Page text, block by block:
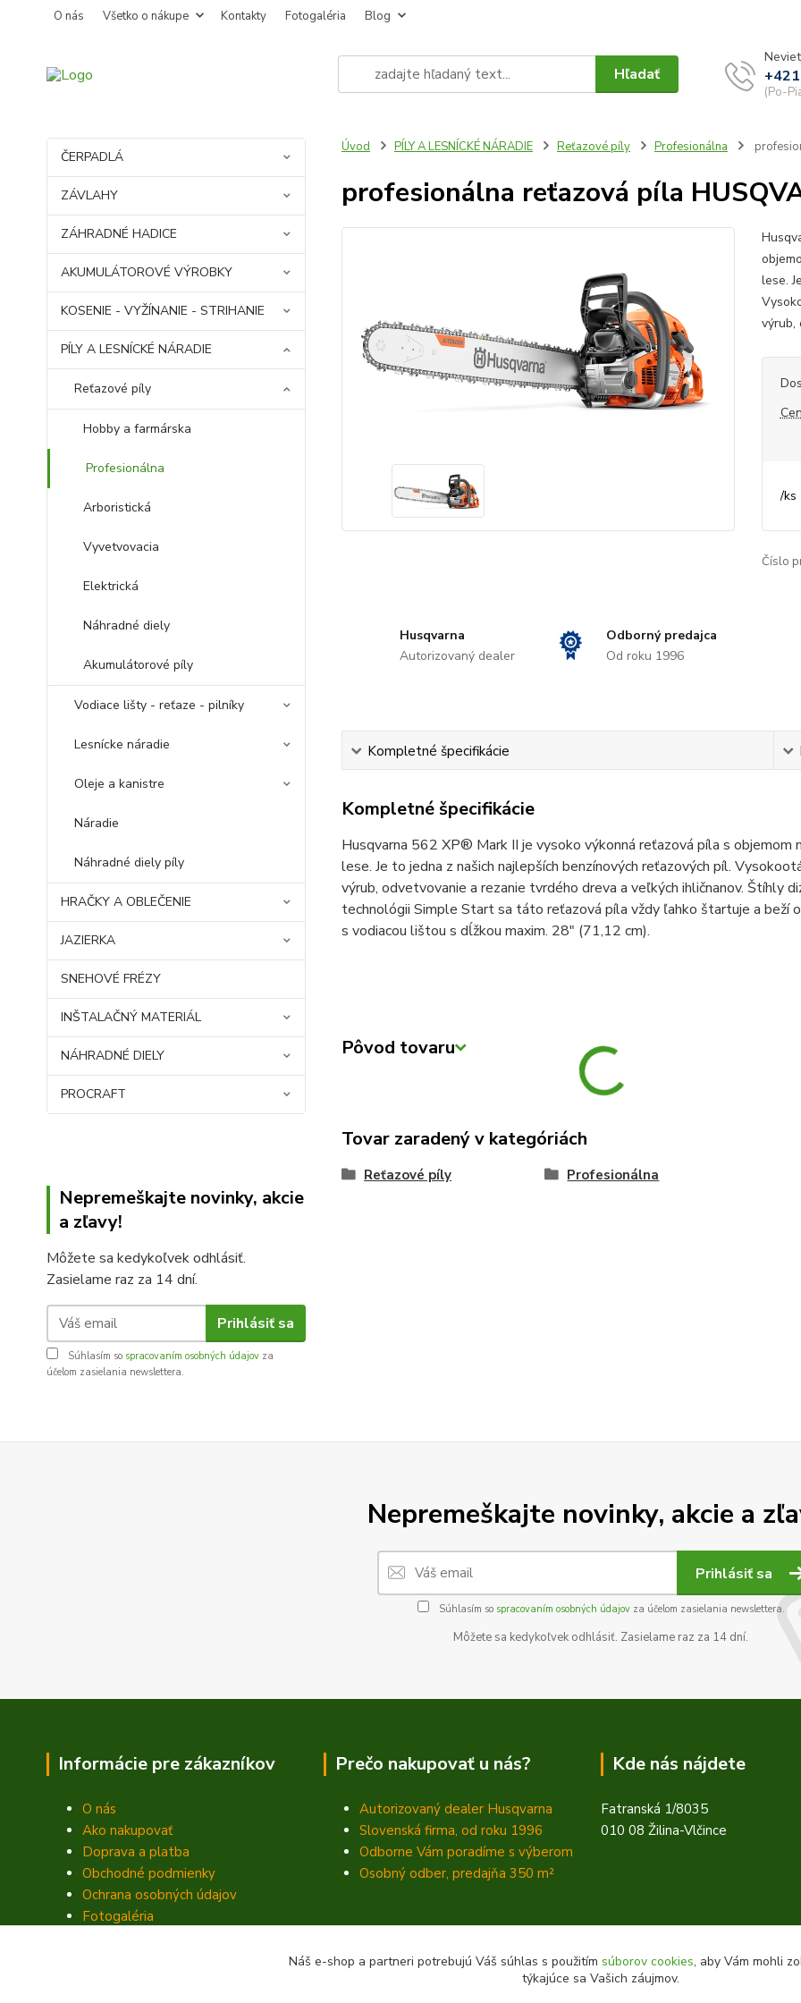
O nás Všetko o nákupe Kontakty Fotogaléria Blog
Hľadať
(Po-
ČERPADLÁ
ZÁVLAHY
ZÁHRADNÉ HADICE
AKUMULÁTOROVÉ VÝROBKY
KOSENIE - VYŽÍNANIE - STRIHANIE
PÍLY A LESNÍCKÉ NÁRADIE
Reťazové píly
Hobby a farmárska
Profesionálna
Arboristická
Vyvetvovacia
Elektrická
Náhradné diely
Akumulátorové píly
Vodiace lišty - reťaze - pilníky
Lesnícke náradie
Oleje a kanistre
Náradie
Náhradné diely píly
HRAČKY A OBLEČENIE
JAZIERKA
SNEHOVÉ FRÉZY
INŠTALAČNÝ MATERIÁL
NÁHRADNÉ DIELY
PROCRAFT
Nepremeškajte novinky, akcie
a zľavy!
Môžete sa kedykoľvek odhlásiť.
Zasielame raz za 14 dní.
Prihlásiť sa
Súhlasím so spracovaním osobných údajov za
účelom zasielania newslettera.
Úvod PÍLY A LESNÍCKÉ NÁRADIE Reťazové píly Profesionálna
profesionálna reťazová píla
lese.
výrub,
/ks
Číslo
Husqvarna
Autorizovaný dealer
Odborný predajca
Od roku 1996
Kompletné špecifikácie
Kompletné špecifikácie
Husqvarna 562 XP® Mark II je vysoko výkonná reťazová píla s objemom
lese. Je to jedna z našich najlepších benzínových reťazových píl.
výrub, odvetvovanie a rezanie tvrdého dreva a veľkých ihličnanov. Štíhly
technológii Simple Start sa táto reťazová píla vždy ľahko štartuje a beží
s vodiacou lištou s dĺžkou maxim. 28" (71,12 cm).
Pôvod tovaru
Tovar zaradený v kategóriách
Reťazové píly Profesionálna
Nepremeškajte novinky, akcie a
Prihlásiť sa
Súhlasím so spracovaním osobných údajovza účelom zasielania newslettera.
Môžete sa kedykoľvek odhlásiť. Zasielame raz za 14 dní.
Informácie pre zákazníkov
O nás
Ako nakupovať
Doprava a platba
Obchodné podmienky
Ochrana osobných údajov
Fotogaléria
Prečo nakupovať u nás?
Autorizovaný dealer Husqvarna
Slovenská firma, od roku 1996
Odborne Vám poradíme s výberom
Osobný odber, predajňa 350 m²
Kde nás nájdete
Fatranská 1/8035
010 08 Žilina-Vlčince
Náš e-shop a partneri potrebujú Váš súhlas s použitím súborov cookies, aby Vám mohli
týkajúce sa Vašich záujmov.